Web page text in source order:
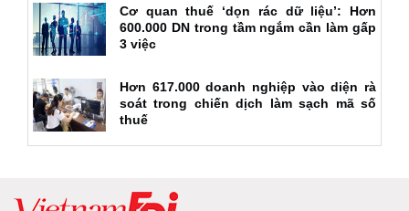
Cơ quan thuế ‘dọn rác dữ liệu’: Hơn
600.000 DN trong tầm ngắm cần làm gấp
3 việc
Hơn 617.000 doanh nghiệp vào diện rà
soát trong chiến dịch làm sạch mã số
thuế